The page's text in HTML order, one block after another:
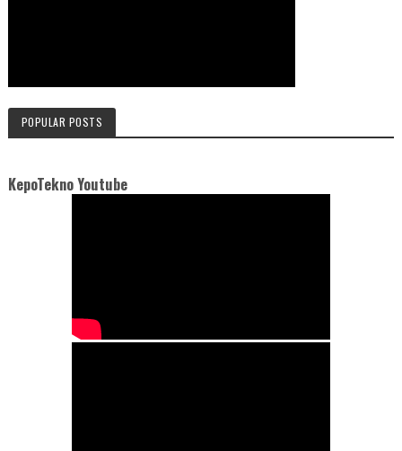
POPULAR POSTS
KepoTekno Youtube